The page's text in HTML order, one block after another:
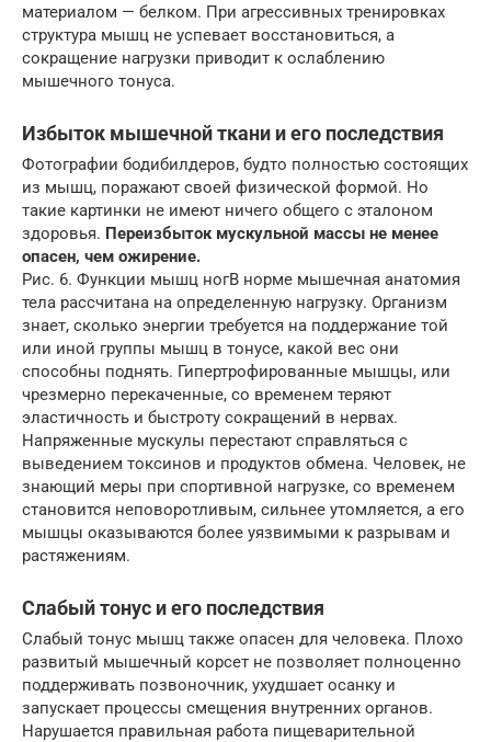
материалом — белком. При агрессивных тренировках
структура мышц не успевает восстановиться, а
сокращение нагрузки приводит к ослаблению
мышечного тонуса.
Избыток мышечной ткани и его последствия
Фотографии бодибилдеров, будто полностью состоящих
из мышц, поражают своей физической формой. Но
такие картинки не имеют ничего общего с эталоном
здоровья. Переизбыток мускульной массы не менее
опасен, чем ожирение.
Рис. 6. Функции мышц ногВ норме мышечная анатомия
тела рассчитана на определенную нагрузку. Организм
знает, сколько энергии требуется на поддержание той
или иной группы мышц в тонусе, какой вес они
способны поднять. Гипертрофированные мышцы, или
чрезмерно перекаченные, со временем теряют
эластичность и быстроту сокращений в нервах.
Напряженные мускулы перестают справляться с
выведением токсинов и продуктов обмена. Человек, не
знающий меры при спортивной нагрузке, со временем
становится неповоротливым, сильнее утомляется, а его
мышцы оказываются более уязвимыми к разрывам и
растяжениям.
Слабый тонус и его последствия
Слабый тонус мышц также опасен для человека. Плохо
развитый мышечный корсет не позволяет полноценно
поддерживать позвоночник, ухудшает осанку и
запускает процессы смещения внутренних органов.
Нарушается правильная работа пищеварительной